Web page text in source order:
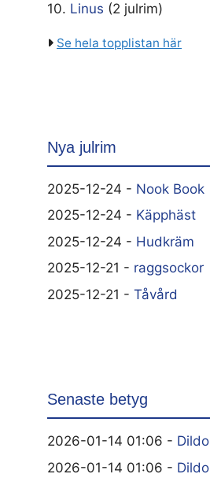
10. Linus (2 julrim)
Se hela topplistan här
Nya julrim
2025-12-24 - Nook Book
2025-12-24 - Käpphäst
2025-12-24 - Hudkräm
2025-12-21 - raggsockor
2025-12-21 - Tåvård
Senaste betyg
2026-01-14 01:06 - Dildo
2026-01-14 01:06 - Dildo